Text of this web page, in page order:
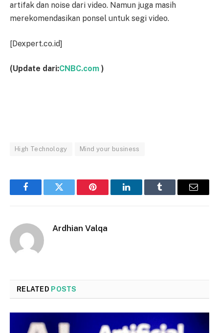
artifak dan noise dari video. Namun juga masih
merekomendasikan ponsel untuk segi video.
[Dexpert.co.id]
(Update dari:CNBC.com )
High Technology Mind your business
FacebookTwitter Pinterest LinkedInTumblr Email
Ardhian Valqa
RELATED POSTS